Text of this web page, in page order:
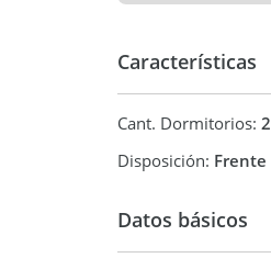
Características
Cant. Dormitorios: 2
Disposición: Frente
Datos básicos